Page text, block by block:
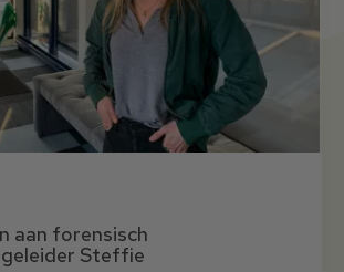
aan forensisch
Steffie